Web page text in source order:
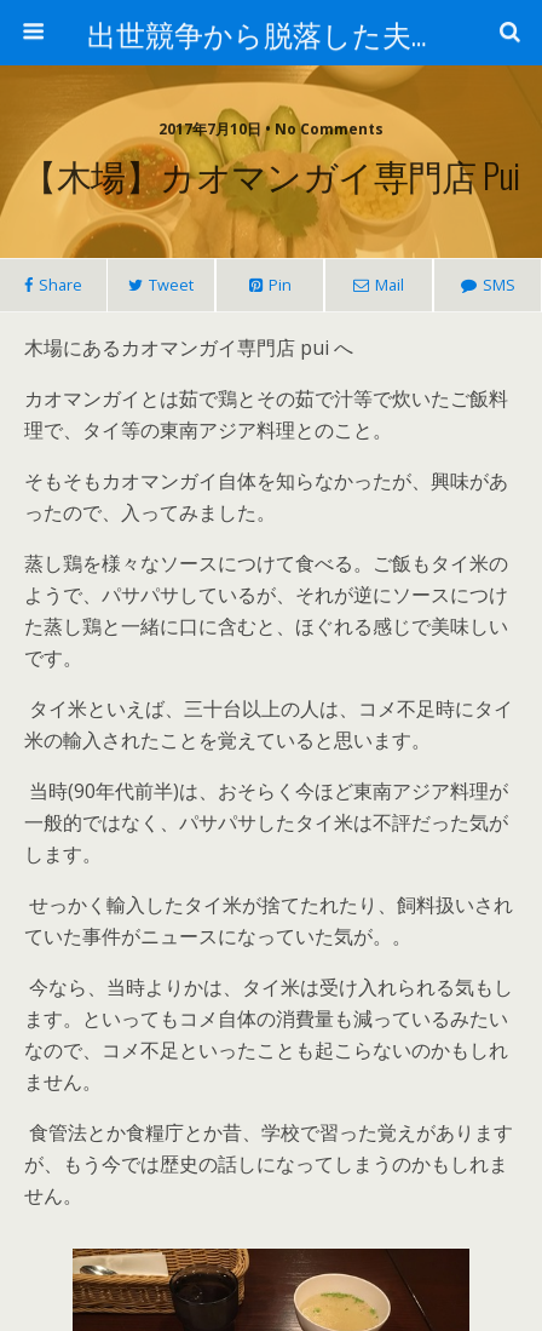
出世競争から脱落した夫と妻の日常
2017年7月10日 • No Comments
【木場】カオマンガイ専門店 Pui
Share Tweet Pin Mail SMS
木場にあるカオマンガイ専門店 pui へ
カオマンガイとは茹で鶏とその茹で汁等で炊いたご飯料
理で、タイ等の東南アジア料理とのこと。
そもそもカオマンガイ自体を知らなかったが、興味があ
ったので、入ってみました。
蒸し鶏を様々なソースにつけて食べる。ご飯もタイ米の
ようで、パサパサしているが、それが逆にソースにつけ
た蒸し鶏と一緒に口に含むと、ほぐれる感じで美味しい
です。
タイ米といえば、三十台以上の人は、コメ不足時にタイ
米の輸入されたことを覚えていると思います。
当時(90年代前半)は、おそらく今ほど東南アジア料理が
一般的ではなく、パサパサしたタイ米は不評だった気が
します。
せっかく輸入したタイ米が捨てたれたり、飼料扱いされ
ていた事件がニュースになっていた気が。。
今なら、当時よりかは、タイ米は受け入れられる気もし
ます。といってもコメ自体の消費量も減っているみたい
なので、コメ不足といったことも起こらないのかもしれ
ません。
食管法とか食糧庁とか昔、学校で習った覚えがあります
が、もう今では歴史の話しになってしまうのかもしれま
せん。